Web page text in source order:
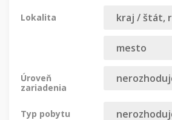
Lokalita
Úroveň
zariadenia
Typ pobytu